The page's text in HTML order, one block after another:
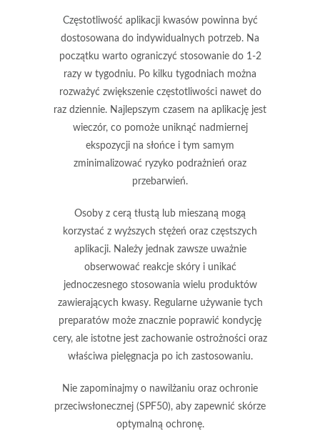
Częstotliwość aplikacji kwasów powinna być
dostosowana do indywidualnych potrzeb. Na
początku warto ograniczyć stosowanie do 1-2
razy w tygodniu. Po kilku tygodniach można
rozważyć zwiększenie częstotliwości nawet do
raz dziennie. Najlepszym czasem na aplikację jest
wieczór, co pomoże uniknąć nadmiernej
ekspozycji na słońce i tym samym
zminimalizować ryzyko podrażnień oraz
przebarwień.
Osoby z cerą tłustą lub mieszaną mogą
korzystać z wyższych stężeń oraz częstszych
aplikacji. Należy jednak zawsze uważnie
obserwować reakcje skóry i unikać
jednoczesnego stosowania wielu produktów
zawierających kwasy. Regularne używanie tych
preparatów może znacznie poprawić kondycję
cery, ale istotne jest zachowanie ostrożności oraz
właściwa pielęgnacja po ich zastosowaniu.
Nie zapominajmy o nawilżaniu oraz ochronie
przeciwsłonecznej (SPF50), aby zapewnić skórze
optymalną ochronę.